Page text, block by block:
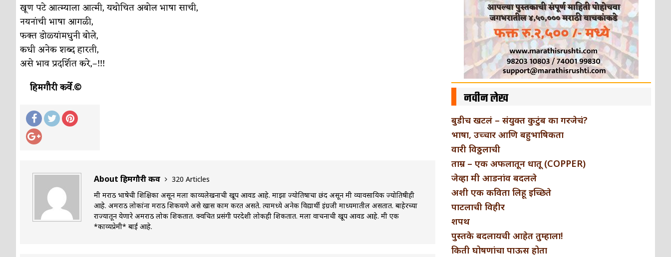
खूण पटे आत्म्याला आत्मी, यथोचित अबोल भाषा साची,
नयनांची भाषा आगळी,
फक्त डोळ्यांमधुनी बोले,
कधी अनेक शब्द हारती,
असे भाव प्रदर्शित करे,–!!!
हिमगौरी कर्वे.©
About हिमगौरी कर्वे
320 Articles
मी मराठी भाषेची शिक्षिका असून मला काव्यलेखनाची खूप आवड आहे. माझा ज्योतिषाचा छंद असून मी व्यावसायिक ज्योतिषीही
आहे. अमराठी लोकांना मराठी शिकवणे असे खास काम करत असते. त्यामध्ये अनेक विद्यार्थी इंग्रजी माध्यमातील असतात. बाहेरच्या
राज्यातून येणारे अमराठी लोक शिकतात. क्वचित प्रसंगी परदेशी लोकही शिकतात. मला वाचनाची खूप आवड आहे. मी एक
*काव्यप्रेमी* बाई आहे.
नवीन लेख
बुडीच खटलं – संयुक्त कुटुंब का गरजेचं?
भाषा, उच्चार आणि बहुभाषिकता
वारी विठ्ठलाची
ताम्र – एक अफलातून धातू (COPPER)
जेव्हा मी आडनांव बदलले
अशी एक कविता लिहू इच्छिते
पाटलाची विहीर
शपथ
पुस्तके बदलायची आहेत तुम्हाला!
किती घोषणांचा पाऊस होता